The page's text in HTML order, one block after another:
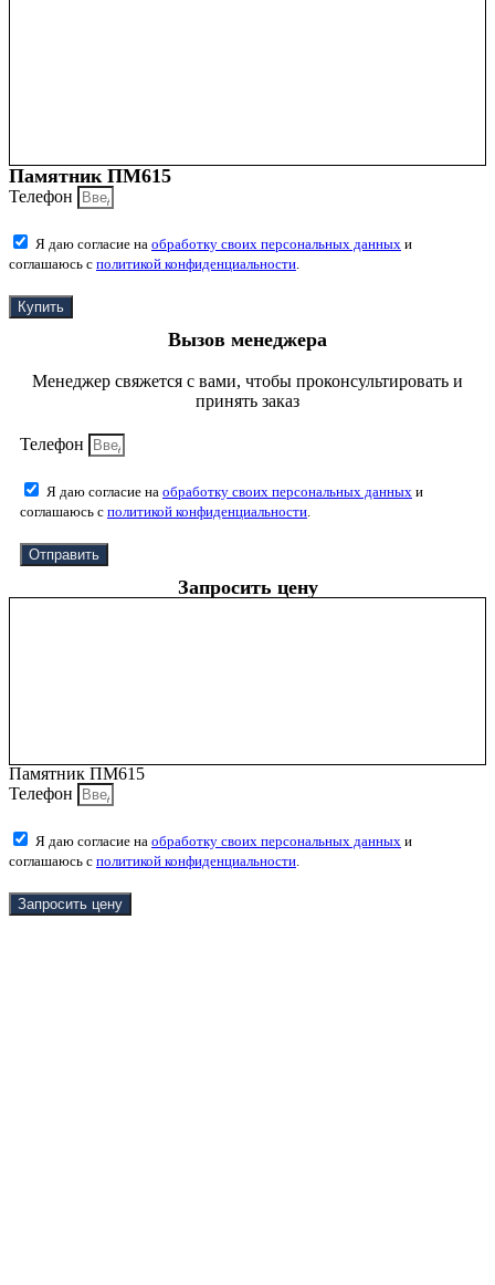
Памятник ПМ615
Телефон
Я даю согласие на обработку своих персональных данных и
соглашаюсь с политикой конфиденциальности
Купить
Вызов менеджера
Менеджер свяжется с вами, чтобы проконсультировать и
принять заказ
Телефон
Я даю согласие на обработку своих персональных данных и
соглашаюсь с политикой конфиденциальности
Отправить
Запросить цену
Памятник ПМ615
Телефон
Я даю согласие на обработку своих персональных данных и
соглашаюсь с политикой конфиденциальности
Запросить цену